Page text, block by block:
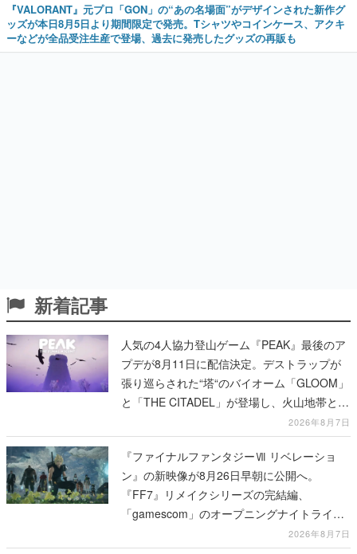
『VALORANT』元プロ「GON」の“あの名場面”がデザインされた新作グ
ッズが本日8月5日より期間限定で発売。Tシャツやコインケース、アクキ
ーなどが全品受注生産で登場、過去に発売したグッズの再販も
新着記事
人気の4人協力登山ゲーム『PEAK』最後のア
プデが8月11日に配信決定。デストラップが
張り巡らされた“塔“のバイオーム「GLOOM」
と「THE CITADEL」が登場し、火山地帯と入
2026年8月7日
『ファイナルファンタジーⅦ リベレーショ
ン』の新映像が8月26日早朝に公開へ。
『FF7』リメイクシリーズの完結編、
「gamescom」のオープニングナイトライブ
にてディレクターの浜口直樹氏が登壇する予
2026年8月7日